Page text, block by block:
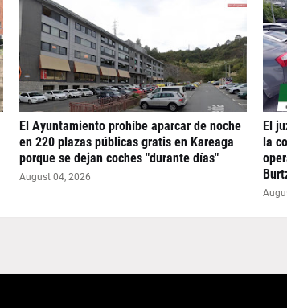
El Ayuntamiento prohíbe aparcar de noche
en 220 plazas públicas gratis en Kareaga
porque se dejan coches "durante días"
August 04, 2026
El
la